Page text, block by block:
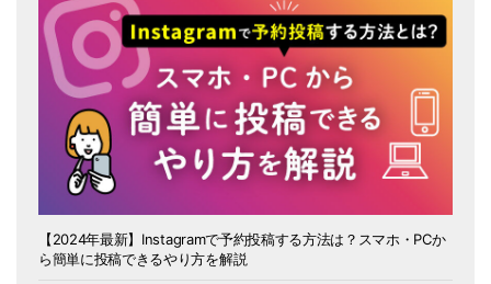
【2024年最新】Instagramで予約投稿する方法は？スマホ・PCか
ら簡単に投稿できるやり方を解説